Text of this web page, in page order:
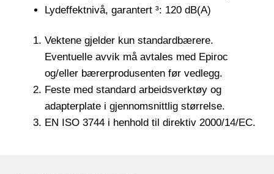
Lydeffektnivå, garantert ³: 120 dB(A)
Vektene gjelder kun standardbærere.
Eventuelle avvik må avtales med Epiroc
og/eller bærerprodusenten før vedlegg.
Feste med standard arbeidsverktøy og
adapterplate i gjennomsnittlig størrelse.
EN ISO 3744 i henhold til direktiv 2000/14/EC.